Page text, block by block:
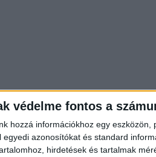
védelme fontos a
hozzá információkhoz egy eszközön,
azonosítókat és standard
hirdetések és tartalmak